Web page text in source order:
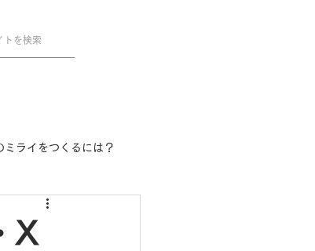
ミライをつくるには？
X